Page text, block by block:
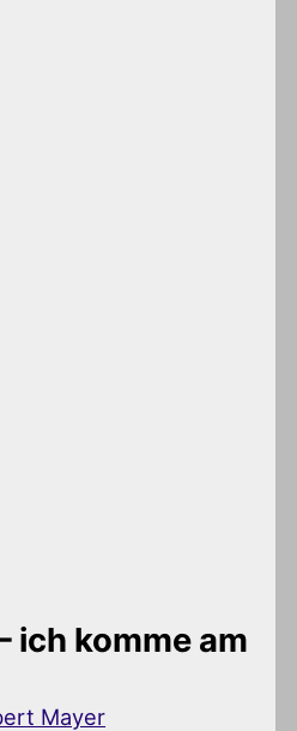
ich komme am
Mayer